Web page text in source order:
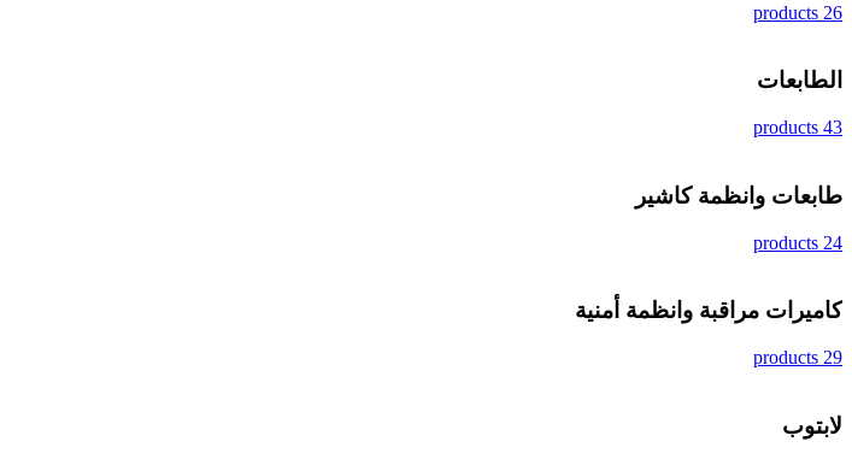
26 products
الطابعات
43 products
طابعات وانظمة كاشير
24 products
كاميرات مراقبة وانظمة أمنية
29 products
لابتوب